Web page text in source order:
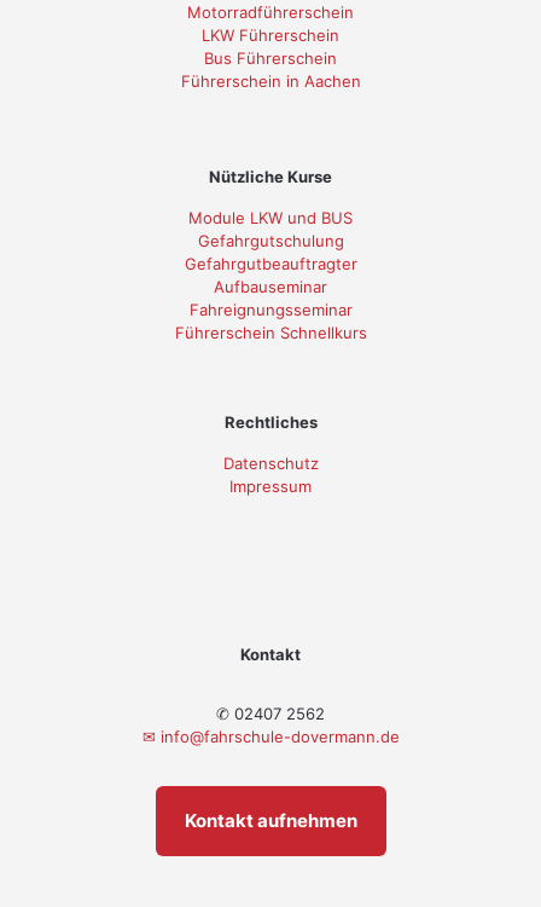
Motorradführerschein
LKW Führerschein
Bus Führerschein
Führerschein in Aachen
Nützliche Kurse
Module LKW und BUS
Gefahrgutschulung
Gefahrgutbeauftragter
Aufbauseminar
Fahreignungsseminar
Führerschein Schnellkurs
Rechtliches
Datenschutz
Impressum
Kontakt
✆ 02407 2562
✉ info@fahrschule-dovermann.de
Kontakt aufnehmen